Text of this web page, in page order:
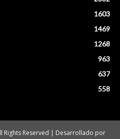
1603
1469
1268
963
637
558
Rights Reserved | Desarrollado por